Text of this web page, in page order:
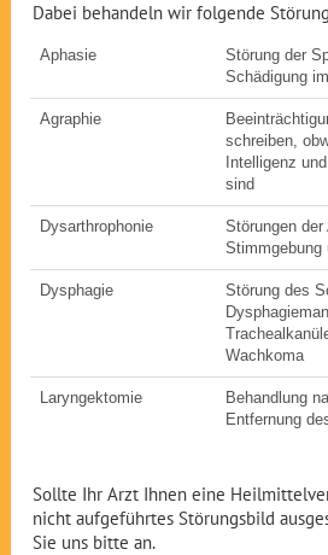
Dabei behandeln wir folgende
Aphasie
Störung der
Schädigung
Agraphie
schreiben,
Intelligenz
sind
Dysarthrophonie
Störungen
Stimmgebung
Dysphagie
Störung des
Wachkoma
Laryngektomie
Behandlung
Entfernung
Sollte Ihr Arzt Ihnen eine
nicht aufgeführtes Störungsbild
Sie uns bitte an.